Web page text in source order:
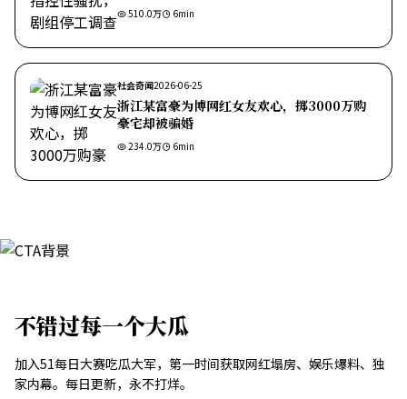
510.0万 6min
社会奇闻2026-06-25
浙江某富豪为博网红女友欢心，掷3000万购
豪宅却被骗婚
234.0万 6min
不错过每一个大瓜
加入51每日大赛吃瓜大军，第一时间获取网红塌房、娱乐爆料、独
家内幕。每日更新，永不打烊。